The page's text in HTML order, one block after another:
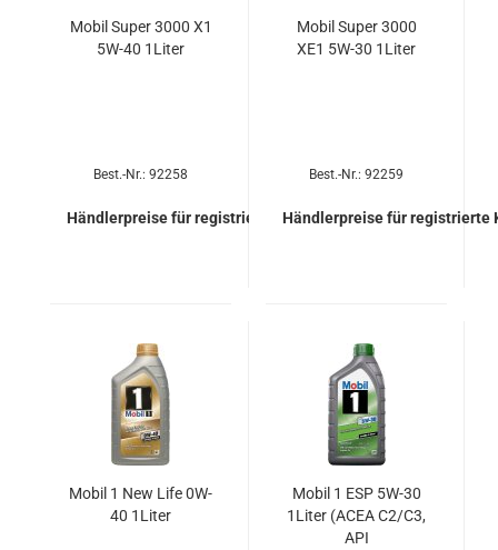
Mobil Super 3000 X1
5W-40 1Liter
Best.-Nr.: 92258
Händlerpreise für registrierte Kunden
Mobil Super 3000
XE1 5W-30 1Liter
Best.-Nr.: 92259
Händlerpreise für registrierte
Mobil 1 New Life 0W-
40 1Liter
Mobil 1 ESP 5W-30
1Liter (ACEA C2/C3,
API